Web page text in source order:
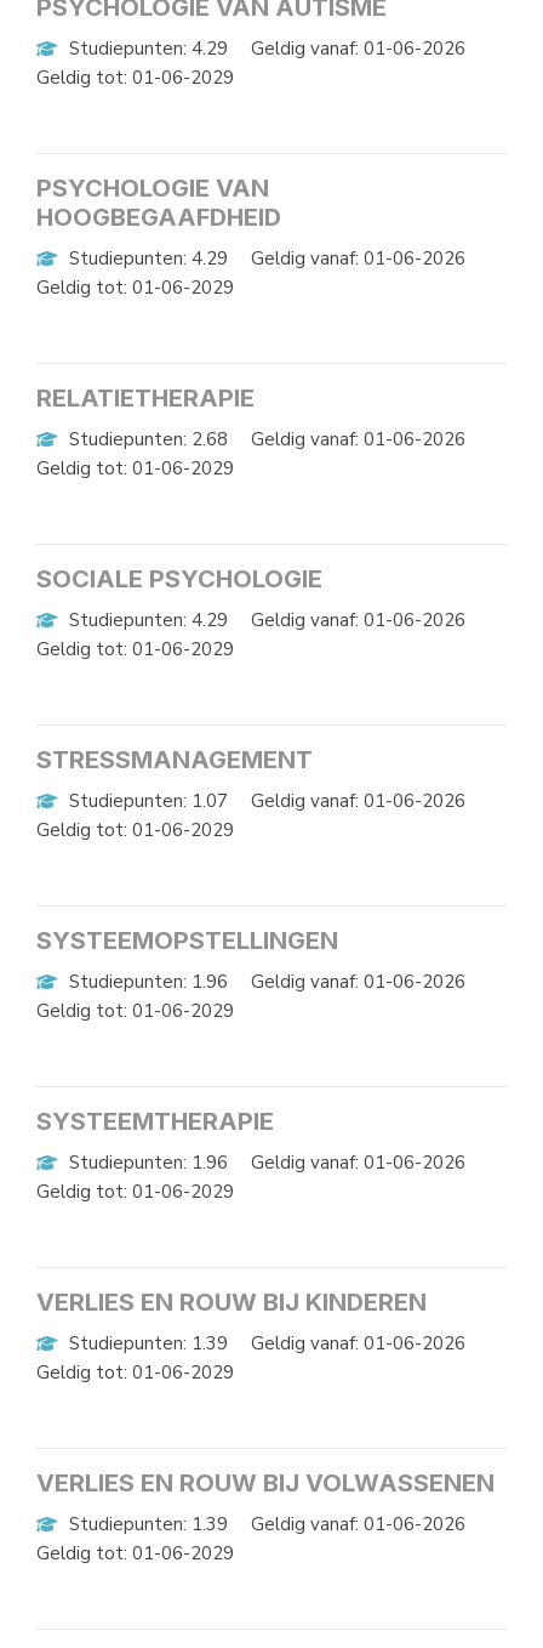
PSYCHOLOGIE VAN AUTISME
Studiepunten: 4.29
Geldig vanaf: 01-06-2026
Geldig tot: 01-06-2029
PSYCHOLOGIE VAN
HOOGBEGAAFDHEID
Studiepunten: 4.29
Geldig vanaf: 01-06-2026
Geldig tot: 01-06-2029
RELATIETHERAPIE
Studiepunten: 2.68
Geldig vanaf: 01-06-2026
Geldig tot: 01-06-2029
SOCIALE PSYCHOLOGIE
Studiepunten: 4.29
Geldig vanaf: 01-06-2026
Geldig tot: 01-06-2029
STRESSMANAGEMENT
Studiepunten: 1.07
Geldig vanaf: 01-06-2026
Geldig tot: 01-06-2029
SYSTEEMOPSTELLINGEN
Studiepunten: 1.96
Geldig vanaf: 01-06-2026
Geldig tot: 01-06-2029
SYSTEEMTHERAPIE
Studiepunten: 1.96
Geldig vanaf: 01-06-2026
Geldig tot: 01-06-2029
VERLIES EN ROUW BIJ KINDEREN
Studiepunten: 1.39
Geldig vanaf: 01-06-2026
Geldig tot: 01-06-2029
VERLIES EN ROUW BIJ VOLWASSENEN
Studiepunten: 1.39
Geldig vanaf: 01-06-2026
Geldig tot: 01-06-2029